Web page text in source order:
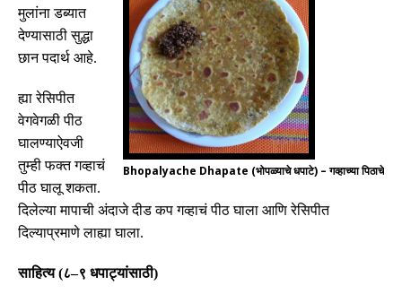
Bhopalyache Dhapate (भोपळ्याचे धपाटे) – गव्हाच्या पिठाचे
मुलांना डब्यात
देण्यासाठी सुद्धा
छान पदार्थ आहे.
ह्या रेसिपीत
वेगवेगळी पीठ
घालण्याऐवजी
तुम्ही फक्त गव्हाचं
पीठ घालू शकता.
दिलेल्या मापाची अंदाजे दीड कप गव्हाचं पीठ घाला आणि रेसिपीत
दिल्याप्रमाणे लाह्या घाला.
साहित्य (८–९ धपाट्यांसाठी)